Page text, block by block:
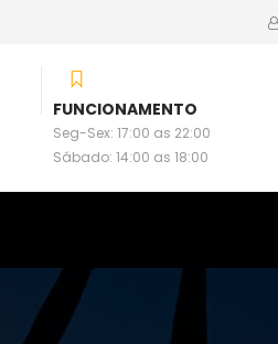
FUNCIONAMENTO
Seg-Sex: 17:00 as 22:00
Sábado: 14:00 as 18:00